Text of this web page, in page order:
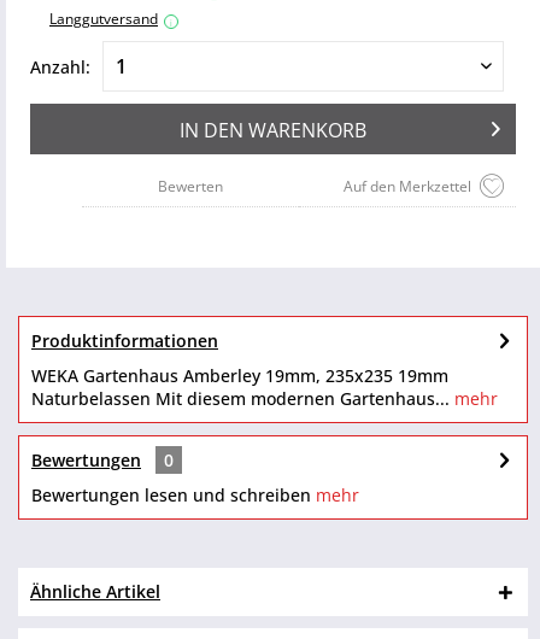
Langgutversand i
Anzahl:
IN DEN WARENKORB
Auf den Merkzettel
Bewerten
Produktinformationen
WEKA Gartenhaus Amberley 19mm, 235x235 19mm
Naturbelassen Mit diesem modernen Gartenhaus... mehr
Bewertungen
0
Bewertungen lesen und schreiben mehr
Ähnliche Artikel